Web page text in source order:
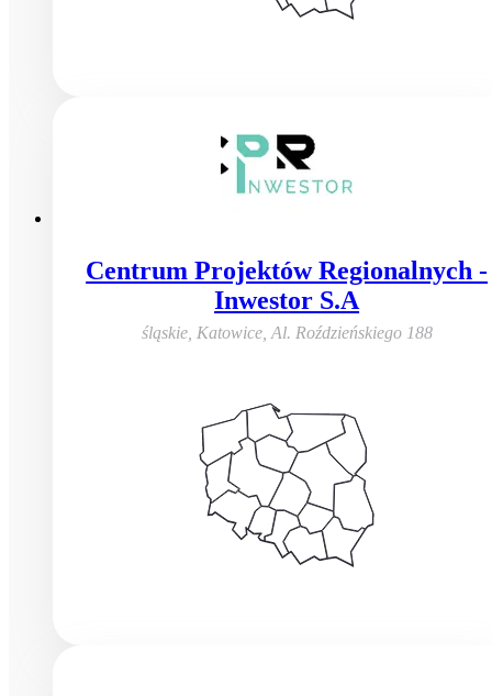
Centrum Projektów Regionalnych -
Inwestor S.A
śląskie, Katowice, Al. Roździeńskiego 188